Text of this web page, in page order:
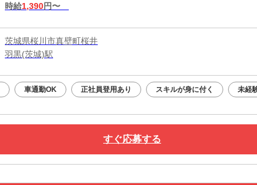
時給1,390円〜
茨城県桜川市真壁町桜井
羽黒(茨城)駅
車通勤OK 正社員登用あり スキルが身に付く 未経
すぐ応募する